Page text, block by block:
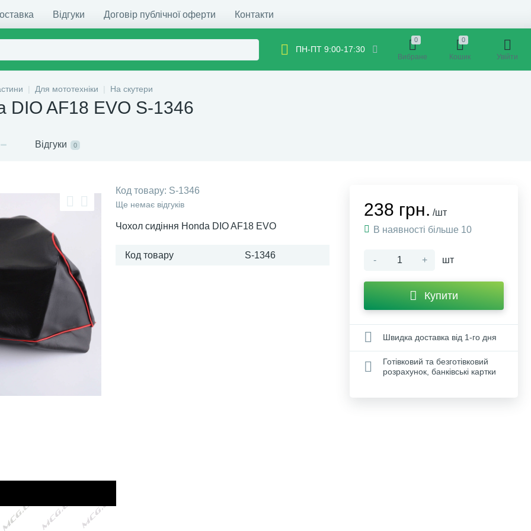
Відгуки Договір публічної оферти Контакти
ПН-ПТ 9:00-17:30
0
Вибране
0
Кошик Увійти
Для мототехніки На скутери
DIO AF18 EVO S-1346
Відгуки 0
Код товару: S-1346
Ще немає відгуків
Чохол сидіння Honda DIO AF18 EVO
Код товару S-1346
238 грн. /шт
В наявності більше 10
- + шт
Купити
Швидка доставка від 1-го дня
Готівковий та безготівковий
розрахунок, банківські картки